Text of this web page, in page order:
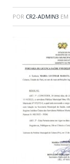
POR CR2-ADMIN3 EM